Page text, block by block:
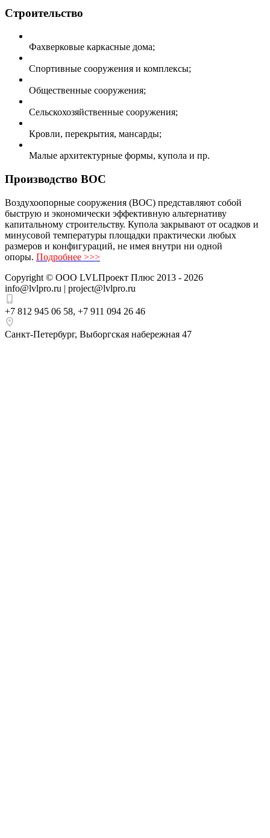
Строительство
Фахверковые каркасные дома;
Спортивные сооружения и комплексы;
Общественные сооружения;
Сельскохозяйственные сооружения;
Кровли, перекрытия, мансарды;
Малые архитектурные формы, купола и пр.
Производство ВОС
Воздухоопорные сооружения (ВОС) представляют собой
быструю и экономически эффективную альтернативу
капитальному строительству. Купола закрывают от осадков и
минусовой температуры площадки практически любых
размеров и конфигураций, не имея внутри ни одной
опоры. Подробнее >>>
Copyright © ООО LVLПроект Плюс 2013 - 2026
info@lvlpro.ru | project@lvlpro.ru
+7 812 945 06 58, +7 911 094 26 46
Санкт-Петербург, Выборгская набережная 47